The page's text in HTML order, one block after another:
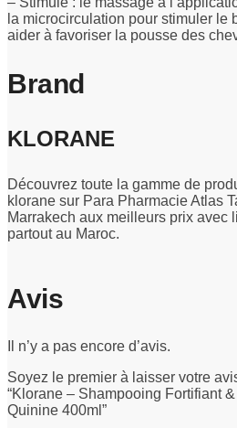
la microcirculation pour stimuler le
aider à favoriser la pousse des
Brand
KLORANE
Découvrez toute la gamme de
klorane sur Para Pharmacie Atlas
Marrakech aux meilleurs prix avec
partout au Maroc.
Avis
Il n’y a pas encore d’avis.
Soyez le premier à laisser votre
“Klorane – Shampooing Fortifiant
Quinine 400ml”